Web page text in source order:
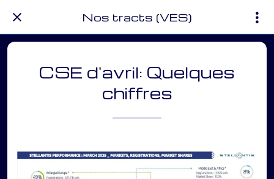
Nos tracts (VES)
CSE d'avril: Quelques
chiffres